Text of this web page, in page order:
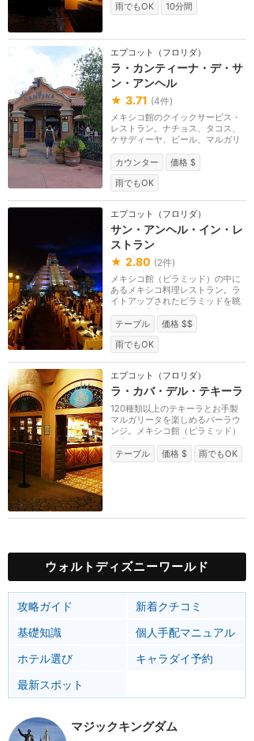
雨でもOK
10分間
エプコット（フロリダ）
ラ・カンティーナ・デ・サ
ン・アンヘル
★ 3.71 (4件)
メキシコ館のクイックサービス・
レストラン。ナチョス、タコス、
ケサディーヤ、ビール、マルガリ
カウンター
価格 $
雨でもOK
エプコット（フロリダ）
サン・アンヘル・イン・レ
ストラン
★ 2.80 (2件)
メキシコ館（ピラミッド）の中に
あるメキシコ料理レストラン。ラ
イトアップされたピラミッドを眺
めながら食事がで...
テーブル
価格 $$
雨でもOK
エプコット（フロリダ）
ラ・カバ・デル・テキーラ
120種類以上のテキーラとお手製
マルガリータを楽しめるバーラウ
ンジ。メキシコ館（ピラミッド）
の中にあります。室...
テーブル
価格 $ 雨でもOK
ウォルトディズニーワールド
攻略ガイド
新着クチコミ
基礎知識
個人手配マニュアル
ホテル選び
キャラダイ予約
最新スポット
マジックキングダム